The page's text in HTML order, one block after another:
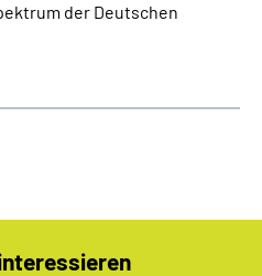
der Deutschen